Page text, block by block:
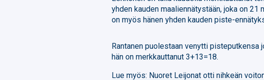
yhden kauden maaliennätystään, joka on
on myös hänen yhden kauden piste-
Rantanen puolestaan venytti
hän on merkkauttanut 3+13=18.
Lue myös: Nuoret Leijonat otti nihkeän